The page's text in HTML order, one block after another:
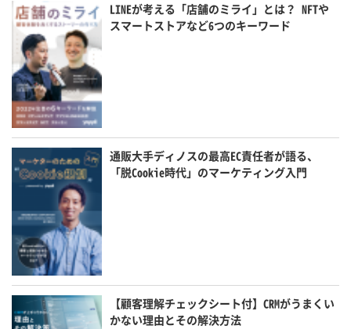
LINEが考える「店舗のミライ」とは？ NFTや
スマートストアなど6つのキーワード
通販大手ディノスの最高EC責任者が語る、
「脱Cookie時代」のマーケティング入門
【顧客理解チェックシート付】CRMがうまくい
かない理由とその解決方法